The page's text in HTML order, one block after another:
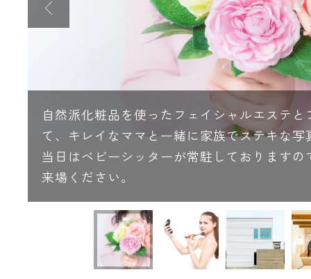
自然派化粧品を使ったフェイシャルエステと
て、キレイなママと一緒に家族でステキな写
当日はベビーシッターが常駐しておりますの
来場ください。